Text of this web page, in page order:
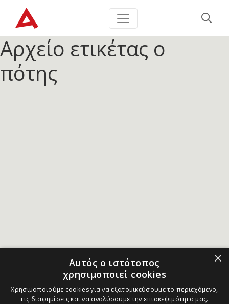
Αρχείο ετικέτας ο
πότης
×
Αυτός ο ιστότοπος
χρησιμοποιεί cookies
Χρησιμοποιούμε cookies για να εξατομικεύσουμε το περιεχόμενο,
τις διαφημίσεις και να αναλύσουμε την επισκεψιμότητά μας.